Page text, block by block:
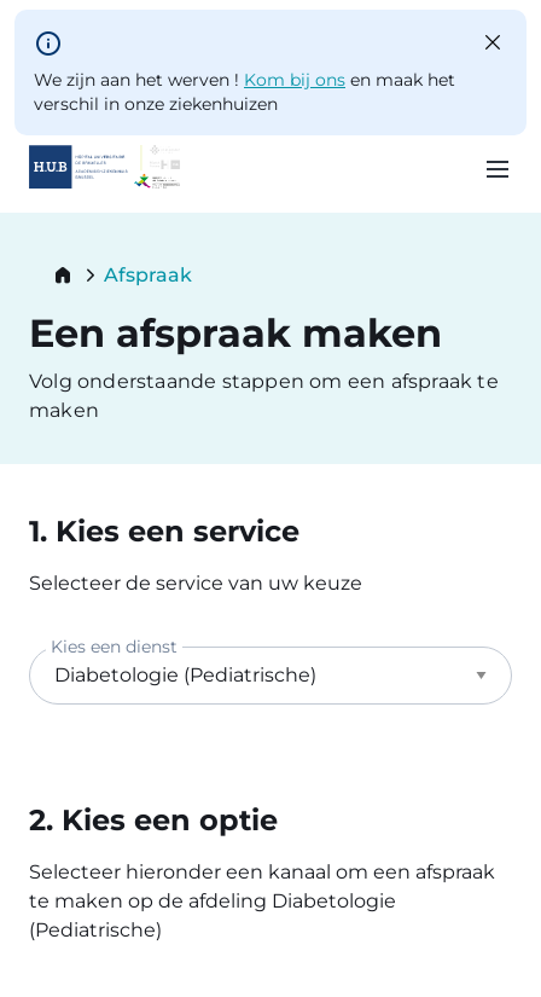
Skip to main content
We zijn aan het werven ! Kom bij ons en maak het
verschil in onze ziekenhuizen
content
Breadcrumb
Current:
Afspraak
Een afspraak maken
Volg onderstaande stappen om een afspraak te
maken
1. Kies een service
Selecteer de service van uw keuze
Kies een dienst
2. Kies een optie
Selecteer hieronder een kanaal om een afspraak
te maken op de afdeling Diabetologie
(Pediatrische)